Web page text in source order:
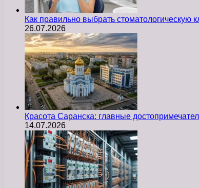
Как правильно выбрать стоматологическую
26.07.2026
Красота Саранска: главные
14.07.2026